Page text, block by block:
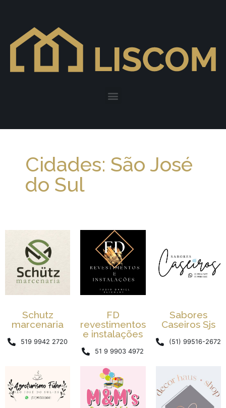
Cidades: São José
do Sul
Schutz
marcenaria
519 9942 2720
FD
revestimentos
e instalações
51 9 9903 4972
Sabores
Caseiros Sjs
(51) 99516-2672